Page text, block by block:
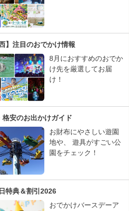
西】注目のおでかけ情報
8月におすすめのおでか
け先を厳選してお届
け！
格安のお出かけガイド
お財布にやさしい遊園
地や、 遊具がすごい公
園をチェック！
特典＆割引2026
おでかけバースデーア